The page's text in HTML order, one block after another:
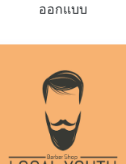
ออกแบบ